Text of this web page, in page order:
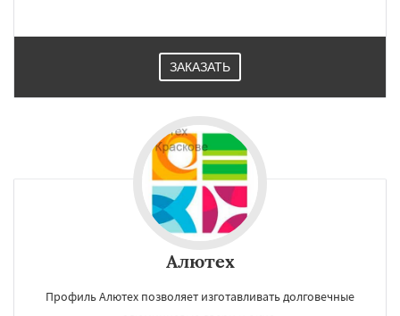
ЗАКАЗАТЬ
Алютех
Профиль Алютех позволяет изготавливать долговечные